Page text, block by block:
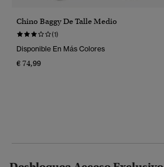
Chino Baggy De Talle Medio
(1)
Disponible En Más Colores
€ 74,99